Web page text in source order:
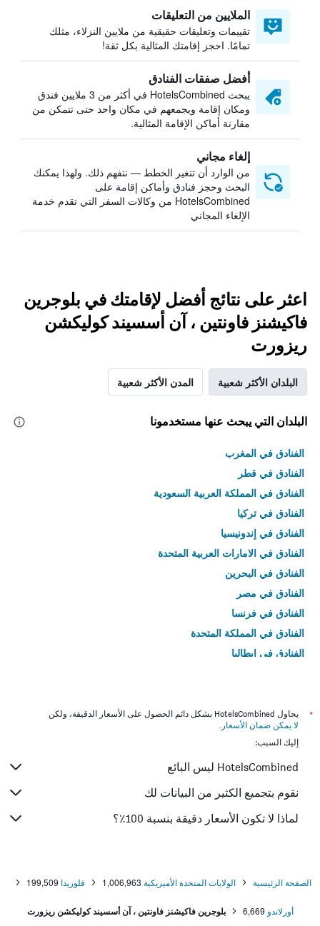
الملايين من التعليقات
تقييمات وتعليقات حقيقية من ملايين النزلاء، مثلك
تمامًا. احجز إقامتك المثالية بكل ثقة!
أفضل صفقات الفنادق
يبحث HotelsCombined في أكثر من 3 ملايين فندق
ومكان إقامة ويجمعهم في مكان واحد حتى تتمكن من
مقارنة أماكن الإقامة المثالية.
إلغاء مجاني
من الوارد أن تتغير الخطط — نتفهم ذلك. ولهذا يمكنك
البحث وحجز فنادق وأماكن إقامة على
HotelsCombined من وكالات السفر التي تقدم خدمة
الإلغاء المجاني
اعثر على نتائج أفضل لإقامتك في بلوجرين
فاكيشنز فاونتين ، آن أسسيند كوليكشن
ريزورت
البلدان الأكثر شعبية المدن الأكثر شعبية
البلدان التي يبحث عنها مستخدمونا
الفنادق في المغرب
الفنادق في قطر
الفنادق في المملكة العربية السعودية
الفنادق في تركيا
الفنادق في إندونيسيا
الفنادق في الامارات العربية المتحدة
الفنادق في البحرين
الفنادق في مصر
الفنادق في فرنسا
الفنادق في المملكة المتحدة
الفنادق في إيطاليا
*
يحاول HotelsCombined بشكل دائم الحصول على الأسعار الدقيقة، ولكن
لا يمكن ضمان الأسعار .
إليك السبب:
HotelsCombined ليس البائع
نقوم بتجميع الكثير من البيانات لك
لماذا لا تكون الأسعار دقيقة بنسبة 100٪؟
الصفحة الرئيسية الولايات المتحدة الأميريكية 1,006,963 فلوريدا 199,509
أورلاندو 6,669 بلوجرين فاكيشنز فاونتين ، آن أسسيند كوليكشن ريزورت